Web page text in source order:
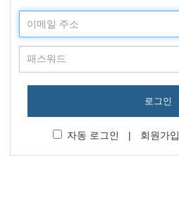
로그인
자동 로그인 | 회원가입